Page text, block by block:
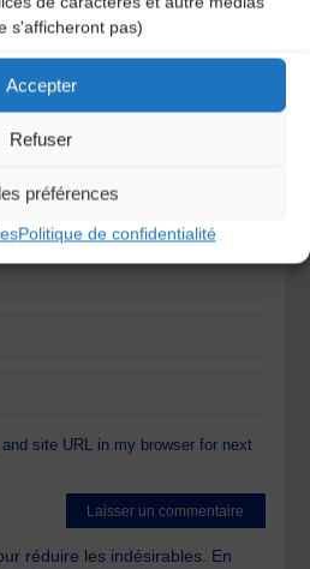
s'afficheront pas)
Accepter
Refuser
préférences
Politique de confidentialité
pas publiée.
Les champs
*
site URL in my browser for next
réduire les indésirables. En